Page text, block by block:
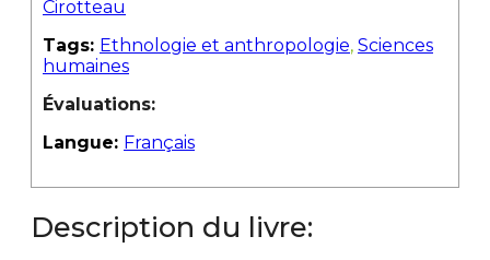
Cirotteau
Tags: Ethnologie et anthropologie, Sciences
humaines
Évaluations:
Langue: Français
Description du livre: